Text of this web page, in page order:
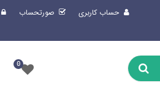
حساب کاربری صورتحساب
0